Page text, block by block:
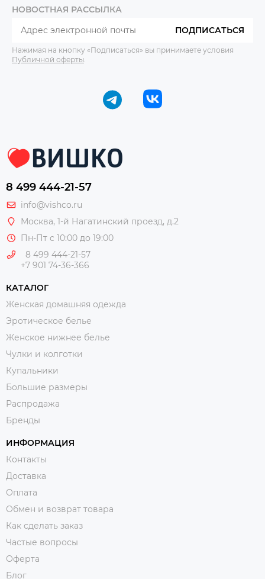
НОВОСТНАЯ РАССЫЛКА
ПОДПИСАТЬСЯ
Нажимая на кнопку «Подписаться» вы принимаете условия
Публичной оферты
8 499 444-21-57
info@vishco.ru
Москва, 1-й Нагатинский проезд, д.2
Пн-Пт с 10:00 до 19:00
8 499 444-21-57
+7 901 74-36-366
КАТАЛОГ
Женская домашняя одежда
Эротическое белье
Женское нижнее белье
Чулки и колготки
Купальники
Большие размеры
Распродажа
Бренды
ИНФОРМАЦИЯ
Контакты
Доставка
Оплата
Обмен и возврат товара
Как сделать заказ
Частые вопросы
Оферта
Блог